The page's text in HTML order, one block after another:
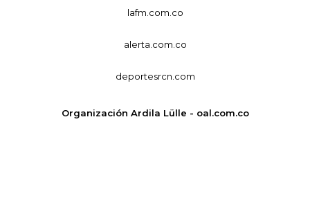
lafm.com.co
alerta.com.co
deportesrcn.com
Organización Ardila Lülle - oal.com.co